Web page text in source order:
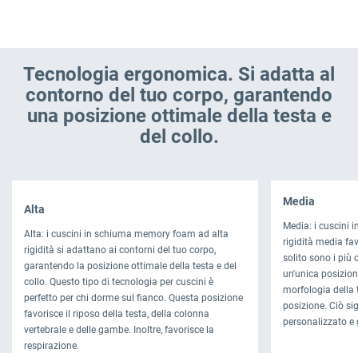
Tecnologia ergonomica. Si adatta al
contorno del tuo corpo, garantendo
una posizione ottimale della testa e
del collo.
Alta
Alta: i cuscini in schiuma memory foam ad alta
rigidità si adattano ai contorni del tuo corpo,
garantendo la posizione ottimale della testa e del
collo. Questo tipo di tecnologia per cuscini è
perfetto per chi dorme sul fianco. Questa posizione
favorisce il riposo della testa, della colonna
vertebrale e delle gambe. Inoltre, favorisce la
respirazione.
Media
Media: i cuscini
rigidità media
solito sono i più
un'unica
morfologia della
posizione. Ciò
personalizzato e